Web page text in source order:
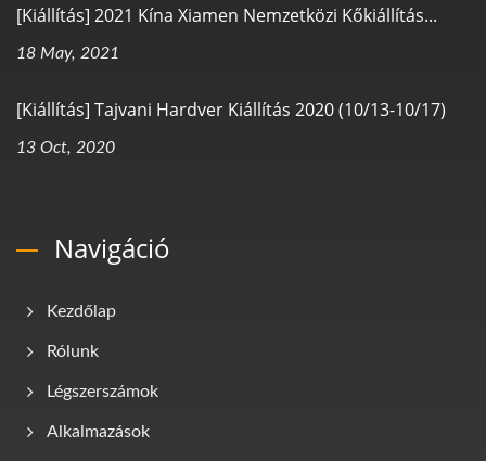
[Kiállítás] 2021 Kína Xiamen Nemzetközi Kőkiállítás...
18 May, 2021
[Kiállítás] Tajvani Hardver Kiállítás 2020 (10/13-10/17)
13 Oct, 2020
Navigáció
Kezdőlap
Rólunk
Légszerszámok
Alkalmazások